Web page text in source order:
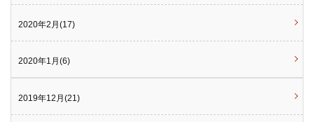
2020年2月(17)
2020年1月(6)
2019年12月(21)